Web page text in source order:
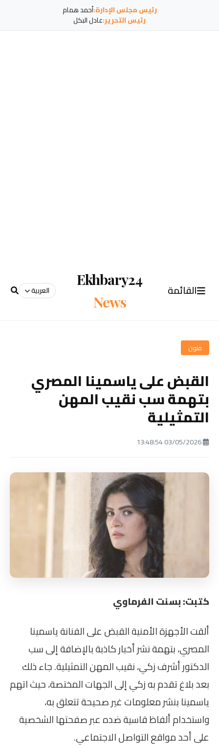
رئيس مجلس الإدارة:أحمد همام
رئيس التحرير:عادل البكل
القائمة
Ekhbary24
News
العربية
فنون
القبض على ياسمينا المصري
بتهمة سب نقيب المهن
التمثيلية
كتبت: بسنت الفرماوي
ألقت الأجهزة الأمنية القبض على الفنانة ياسمينا
المصري، بتهمة نشر أخبار كاذبة بالإضافة إلى سب
الدكتور أشرف زكي، نقيب المهن التمثيلية. جاء ذلك
بعد بلاغ تقدم به زكي إلى الجهات المختصة، حيث اتهم
ياسمينا بنشر معلومات غير صحيحة تتعلق به،
واستخدام ألفاظ قاسية ضده عبر صفحتها الشخصية
على أحد مواقع التواصل الاجتماعي.